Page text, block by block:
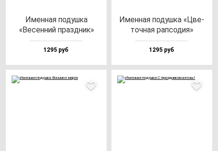
Имен­ная по­душ­ка
«Весен­ний праз­дник»
1295 руб
Имен­ная по­душ­ка «Цве­
точ­ная рап­со­дия»
1295 руб